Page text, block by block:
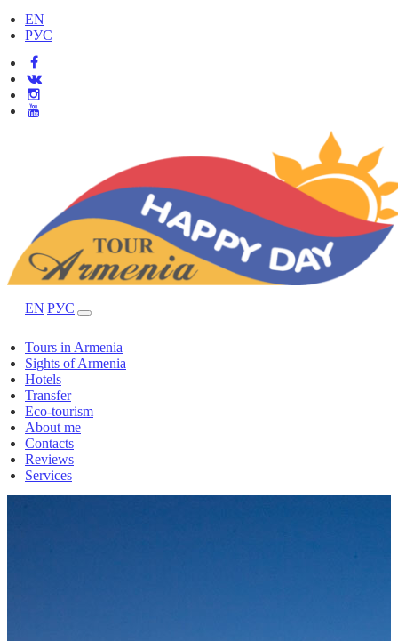
EN
РУС
EN РУС
Tours in Armenia
Sights of Armenia
Hotels
Transfer
Eco-tourism
About me
Contacts
Reviews
Services